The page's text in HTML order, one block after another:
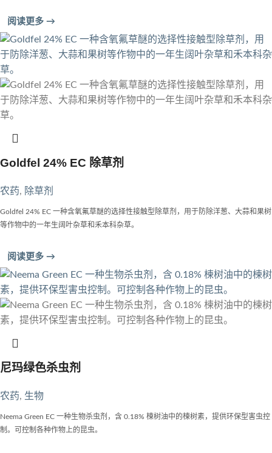
阅读更多 →
Goldfel 24% EC 除草剂
农药, 除草剂
Goldfel 24% EC 一种含氧氟草醚的选择性接触型除草剂，用于防除洋葱、大蒜和果树
等作物中的一年生阔叶杂草和禾本科杂草。
阅读更多 →
尼玛绿色杀虫剂
农药, 生物
Neema Green EC 一种生物杀虫剂，含 0.18% 楝树油中的楝树素，提供环保型害虫控
制。可控制各种作物上的昆虫。